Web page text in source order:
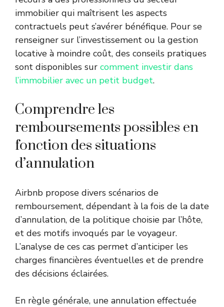
immobilier qui maîtrisent les aspects
contractuels peut s’avérer bénéfique. Pour se
renseigner sur l’investissement ou la gestion
locative à moindre coût, des conseils pratiques
sont disponibles sur comment investir dans
l’immobilier avec un petit budget.
Comprendre les
remboursements possibles en
fonction des situations
d’annulation
Airbnb propose divers scénarios de
remboursement, dépendant à la fois de la date
d’annulation, de la politique choisie par l’hôte,
et des motifs invoqués par le voyageur.
L’analyse de ces cas permet d’anticiper les
charges financières éventuelles et de prendre
des décisions éclairées.
En règle générale, une annulation effectuée